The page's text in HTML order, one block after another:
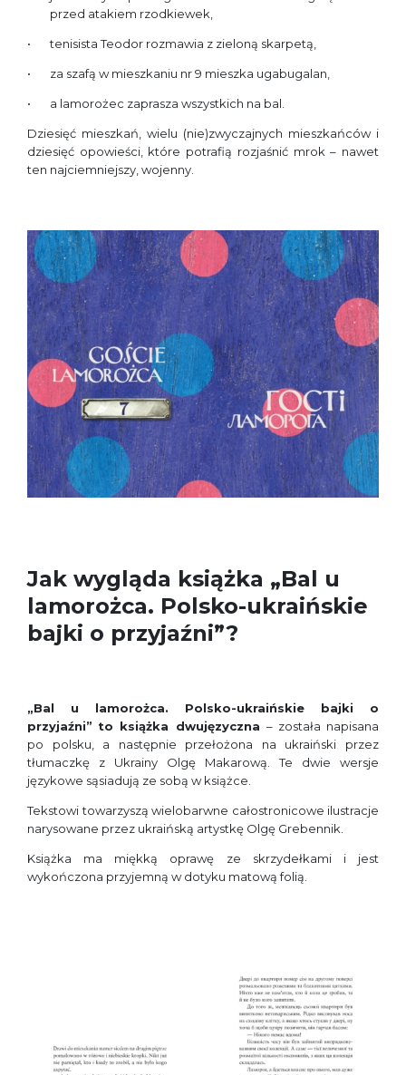
przed atakiem rzodkiewek,
tenisista Teodor rozmawia z zieloną skarpetą,
za szafą w mieszkaniu nr 9 mieszka ugabugalan,
a lamorożec zaprasza wszystkich na bal.
Dziesięć mieszkań, wielu (nie)zwyczajnych mieszkańców i
dziesięć opowieści, które potrafią rozjaśnić mrok – nawet
ten najciemniejszy, wojenny.
Jak wygląda książka „Bal u
lamorożca. Polsko-ukraińskie
bajki o przyjaźni”?
„Bal u lamorożca. Polsko-ukraińskie bajki o
przyjaźni” to książka dwujęzyczna – została napisana
po polsku, a następnie przełożona na ukraiński przez
tłumaczkę z Ukrainy Olgę Makarową. Te dwie wersje
językowe sąsiadują ze sobą w książce.
Tekstowi towarzyszą wielobarwne całostronicowe ilustracje
narysowane przez ukraińską artystkę Olgę Grebennik.
Książka ma miękką oprawę ze skrzydełkami i jest
wykończona przyjemną w dotyku matową folią.